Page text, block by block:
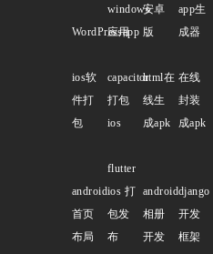
WordPressapp
windows
应用
安卓
版
app生
成器
ios软
件打
包
capacitor
打包
ios
html在
线生
成apk
在线
封装
成apk
android
首页
布局
flutter
ios 打
包发
布
android
相册
开发
django
开发
框架